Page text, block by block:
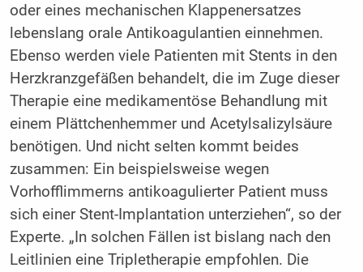
oder eines mechanischen Klappenersatzes
lebenslang orale Antikoagulantien einnehmen.
Ebenso werden viele Patienten mit Stents in den
Herzkranzgefäßen behandelt, die im Zuge dieser
Therapie eine medikamentöse Behandlung mit
einem Plättchenhemmer und Acetylsalizylsäure
benötigen. Und nicht selten kommt beides
zusammen: Ein beispielsweise wegen
Vorhofflimmerns antikoagulierter Patient muss
sich einer Stent-Implantation unterziehen“, so der
Experte. „In solchen Fällen ist bislang nach den
Leitlinien eine Tripletherapie empfohlen. Die